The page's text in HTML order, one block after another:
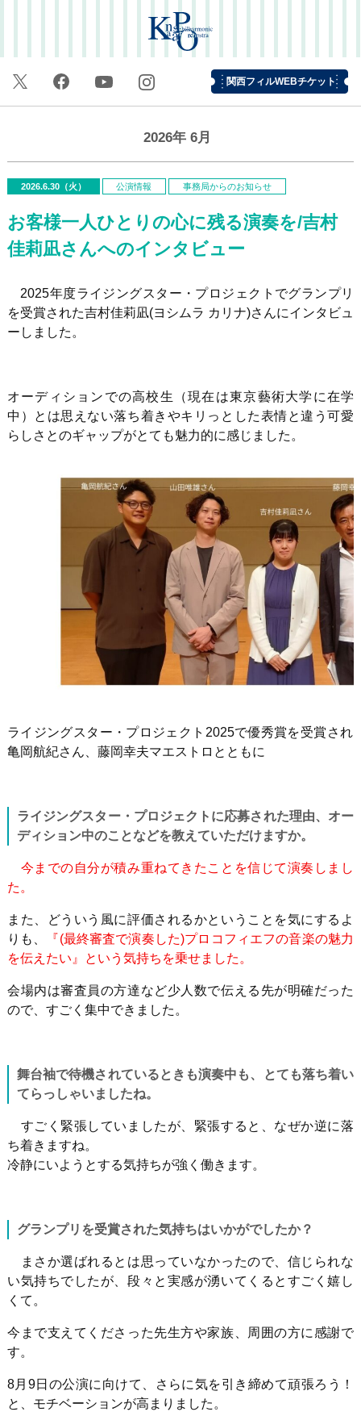
関西フィルWEBチケット
2026年 6月
2026.6.30（火） 公演情報 事務局からのお知らせ
お客様一人ひとりの心に残る演奏を/吉村
佳莉凪さんへのインタビュー
2025年度ライジングスター・プロジェクトでグランプリ
を受賞された吉村佳莉凪(ヨシムラ カリナ)さんにインタビュ
ーしました。
オーディションでの高校生（現在は東京藝術大学に在学
中）とは思えない落ち着きやキリっとした表情と違う可愛
らしさとのギャップがとても魅力的に感じました。
ライジングスター・プロジェクト2025で優秀賞を受賞され
亀岡航紀さん、藤岡幸夫マエストロとともに
ライジングスター・プロジェクトに応募された理由、オー
ディション中のことなどを教えていただけますか。
今までの自分が積み重ねてきたことを信じて演奏しまし
た。
また、どういう風に評価されるかということを気にするよ
りも、
『(最終審査で演奏した)プロコフィエフの音楽の魅力
を伝えたい』という気持ちを乗せました。
会場内は審査員の方達など少人数で伝える先が明確だった
ので、すごく集中できました。
舞台袖で待機されているときも演奏中も、とても落ち着い
てらっしゃいましたね。
すごく緊張していましたが、緊張すると、なぜか逆に落
ち着きますね。
冷静にいようとする気持ちが強く働きます。
グランプリを受賞された気持ちはいかがでしたか？
まさか選ばれるとは思っていなかったので、信じられな
い気持ちでしたが、段々と実感が湧いてくるとすごく嬉し
くて。
今まで支えてくださった先生方や家族、周囲の方に感謝で
す。
8月 9日の公演に向けて、さらに気を引き締めて頑張ろう！
と、モチベーションが高まりました。